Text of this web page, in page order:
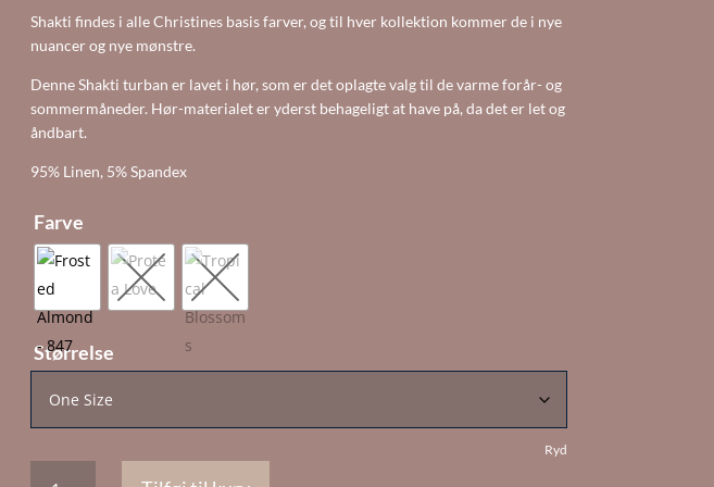
Shakti findes i alle Christines basis farver, og til hver kollektion kommer de i nye
nuancer og nye mønstre.
Denne Shakti turban er lavet i hør, som er det oplagte valg til de varme forår- og
sommermåneder. Hør-materialet er yderst behageligt at have på, da det er let og
åndbart.
95% Linen, 5% Spandex
Farve
Størrelse
Ryd